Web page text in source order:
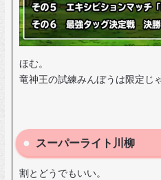
ほむ。
竜神王の試練みんぼうは限定じ
スーパーライト川柳
割とどうでもいい。